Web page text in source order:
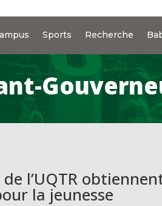
Sports Recherche
l’UQTR
la jeunesse